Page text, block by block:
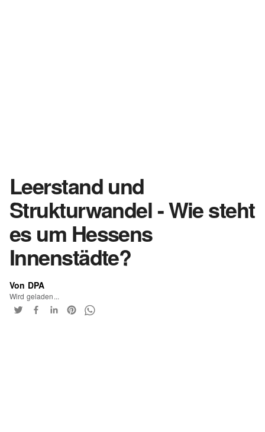
Leerstand und
Strukturwandel - Wie steht
es um Hessens
Innenstädte?
Von DPA
Wird geladen...